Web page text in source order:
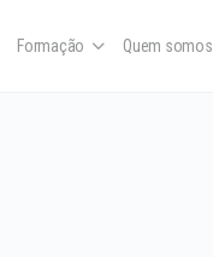
Formação Quem somos